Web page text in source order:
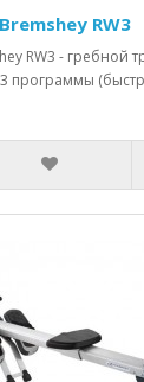
RW3
RW3 - гребной
программы